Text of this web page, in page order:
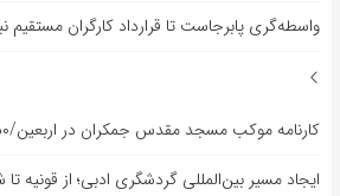
واسطه‌گری پابرجاست تا قرارداد کارگران مستقیم
کارنامه موکب مسجد مقدس جمکران در اربعین/۵۰ هزار پرس غذای روزانه
ایجاد مسیر بین‌المللی گردشگری ادبی؛ از قونیه تا